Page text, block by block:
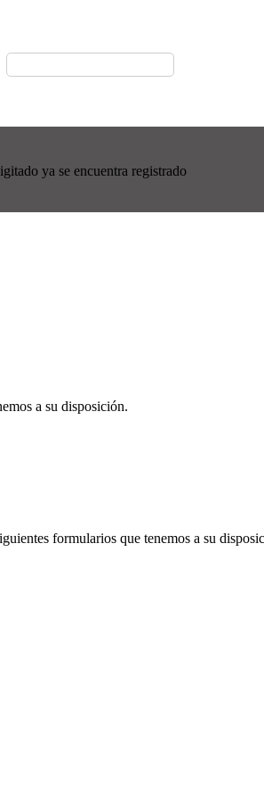
ya se encuentra registrado
a su disposición.
formularios que tenemos a su